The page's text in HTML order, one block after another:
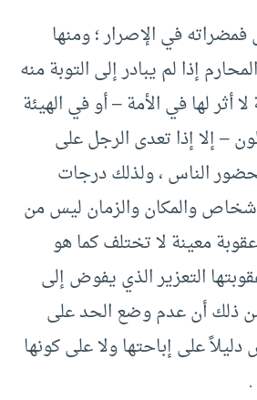
فمضراته في الإصرار ؛ ومنها
إذا لم يبادر إلى التوبة منه
أثر لها في الأمة – أو في الهيئة
– إلا إذا تعدى الرجل على
الناس ، ولذلك درجات
والمكان والزمان ليس من
معينة لا تختلف كما هو
التعزير الذي يفوض إلى
ذلك أن عدم وضع الحد على
على إباحتها ولا على كونها
.